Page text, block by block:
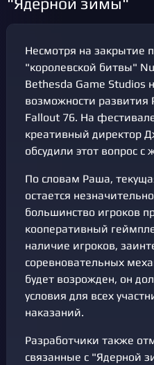
Несмотря на закрытие
"королевской битвы"
Bethesda Game Studios
возможности развития
Fallout 76. На
креативный директор
обсудили этот вопрос с
По словам Раша,
остается
большинство игроков
кооперативный
наличие игроков,
соревновательных
будет возрожден, он
условия для всех
наказаний.
Разработчики также
связанные с "Ядерной